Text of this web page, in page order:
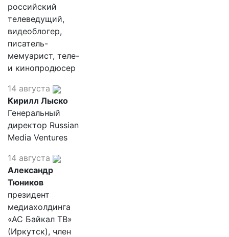
российский
телеведущий,
видеоблогер,
писатель-
мемуарист, теле-
и кинопродюсер
14 августа
Кирилл Лыско
Генеральный
директор Russian
Media Ventures
14 августа
Александр
Тюников
президент
медиахолдинга
«АС Байкал ТВ»
(Иркутск), член